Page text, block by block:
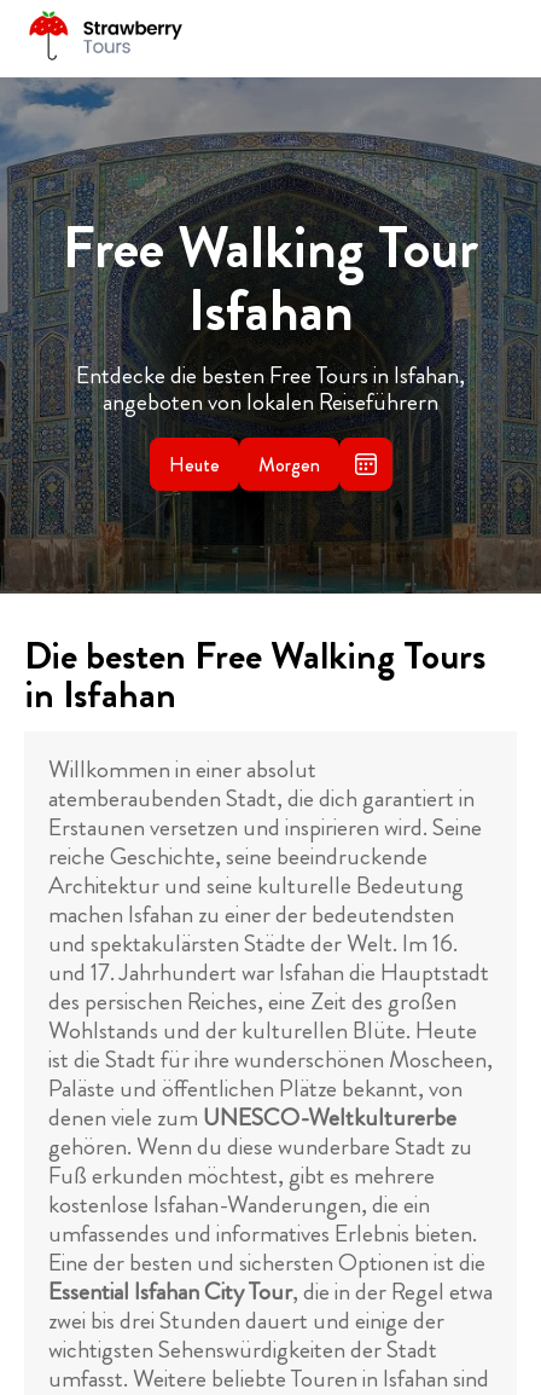
Free Walking Tour
Isfahan
Entdecke die besten Free Tours in Isfahan,
angeboten von lokalen Reiseführern
Heute Morgen
Die besten Free Walking Tours
in Isfahan
Willkommen in einer absolut
atemberaubenden Stadt, die dich garantiert in
Erstaunen versetzen und inspirieren wird. Seine
reiche Geschichte, seine beeindruckende
Architektur und seine kulturelle Bedeutung
machen Isfahan zu einer der bedeutendsten
und spektakulärsten Städte der Welt. Im 16.
und 17. Jahrhundert war Isfahan die Hauptstadt
des persischen Reiches, eine Zeit des großen
Wohlstands und der kulturellen Blüte. Heute
ist die Stadt für ihre wunderschönen Moscheen,
Paläste und öffentlichen Plätze bekannt, von
denen viele zum UNESCO-Weltkulturerbe
gehören. Wenn du diese wunderbare Stadt zu
Fuß erkunden möchtest, gibt es mehrere
kostenlose Isfahan-Wanderungen, die ein
umfassendes und informatives Erlebnis bieten.
Eine der besten und sichersten Optionen ist die
Essential Isfahan City Tour, die in der Regel etwa
zwei bis drei Stunden dauert und einige der
wichtigsten Sehenswürdigkeiten der Stadt
umfasst. Weitere beliebte Touren in Isfahan sind